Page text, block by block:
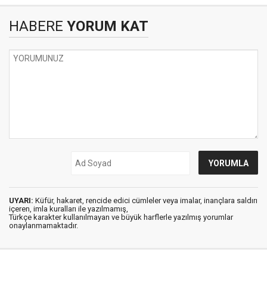
HABERE YORUM KAT
UYARI: Küfür, hakaret, rencide edici cümleler veya imalar, inançlara saldırı
içeren, imla kuralları ile yazılmamış,
Türkçe karakter kullanılmayan ve büyük harflerle yazılmış yorumlar
onaylanmamaktadır.